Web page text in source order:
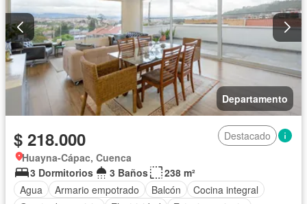
Departamento
$ 218.000
Destacado
Huayna-Cápac, Cuenca
3 Dormitorios
3 Baños
238 m²
Agua
Armario empotrado Balcón
Cocina integral